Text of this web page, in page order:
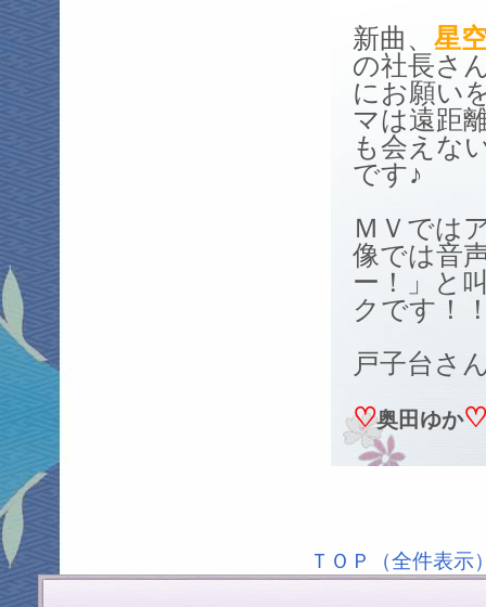
新曲、 星
の社長さ
にお願い
マは遠距
も会えな
です♪
ＭＶでは
像では音
ー！」と
クです！
戸子台さ
♡奥田ゆか♡
ＴＯＰ（全件表示